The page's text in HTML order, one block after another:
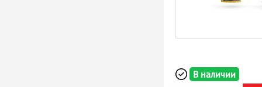
В наличии